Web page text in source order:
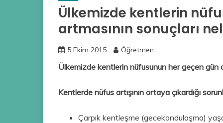
Ülkemizde kentlerin
artmasının sonuçları
5 Ekim 2015 Öğretmen
Ülkemizde kentlerin nüfusunun her geçen gün
Kentlerde nüfus artışının ortaya çıkardığı
Çarpık kentleşme (gecekondulaşma)